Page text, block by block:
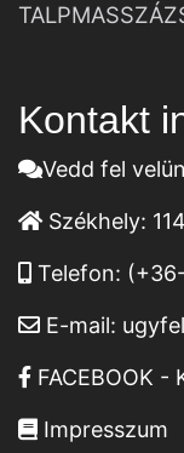
Kontakt
Vedd fel
Székhely:
Telefon:
E-mail:
FACEBOOK -
Impresszum